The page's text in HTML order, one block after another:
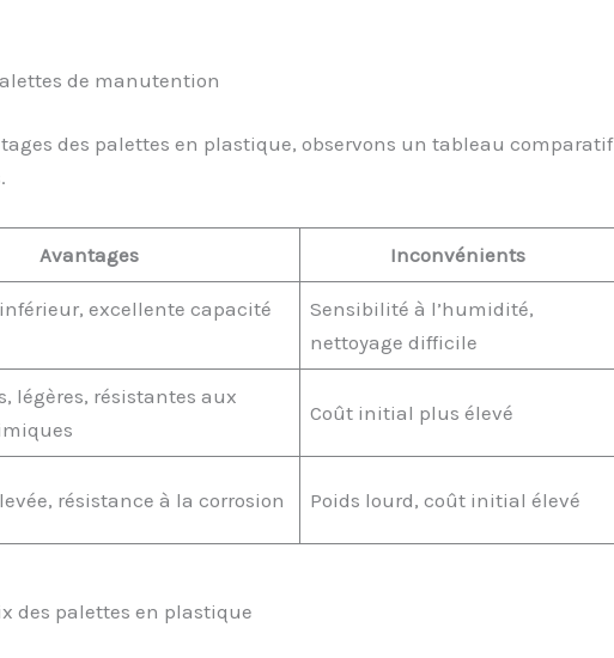
de manutention
des palettes en plastique, observons un tableau comparatif
Avantages Inconvénients
excellente capacité
Sensibilité à l’humidité,
nettoyage difficile
légères, résistantes aux
Coût initial plus élevé
résistance à la corrosion Poids lourd, coût initial élevé
des palettes en plastique